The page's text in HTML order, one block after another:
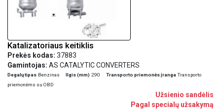
Katalizatoriaus keitiklis
Prekės kodas: 37883
Gamintojas: AS CATALYTIC CONVERTERS
Degalų tipas Benzinas Ilgis (mm) 290 Transporto priemonės įranga Transporto
priemonėms su OBD
Užsienio sandėlis
Pagal specialų užsakymą